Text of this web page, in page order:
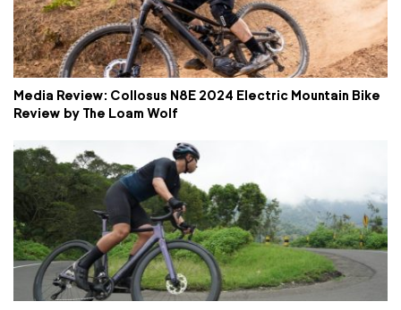
Media Review: Collosus N8E 2024 Electric Mountain Bike
Review by The Loam Wolf